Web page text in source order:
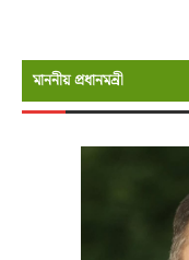
মাননীয় প্রধানমন্রী